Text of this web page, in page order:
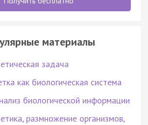
материалы
задача
как биологическая система
биологической информации
размножение организмов,